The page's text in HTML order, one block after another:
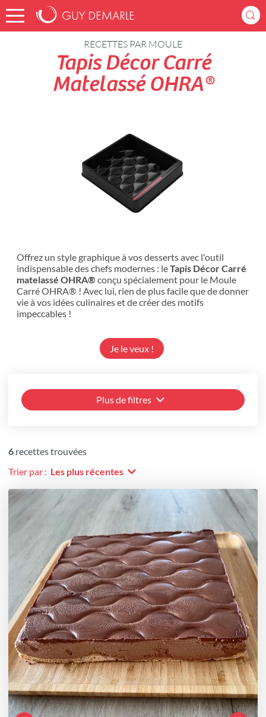
Accueil Recettes
RECETTES PAR MOULE
Tapis Décor Carré
Matelassé OHRA®
Offrez un style graphique à vos desserts avec l'outil
indispensable des chefs modernes : leTapis Décor Carré
matelassé OHRA®conçu spécialement pour le Moule
Carré OHRA® ! Avec lui, rien de plus facile que de donner
vie à vos idées culinaires et de créer des motifs
impeccables !
Je le veux !
Plus de filtres
6 recettes trouvées
Trier par : Les plus récentes